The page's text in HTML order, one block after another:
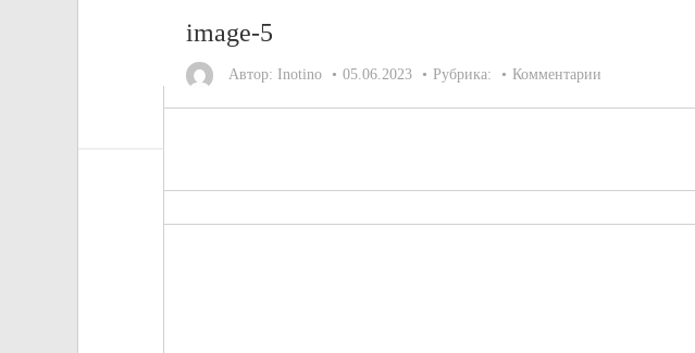
image-5
Автор: Inotino 05.06.2023 Рубрика: Комментарии